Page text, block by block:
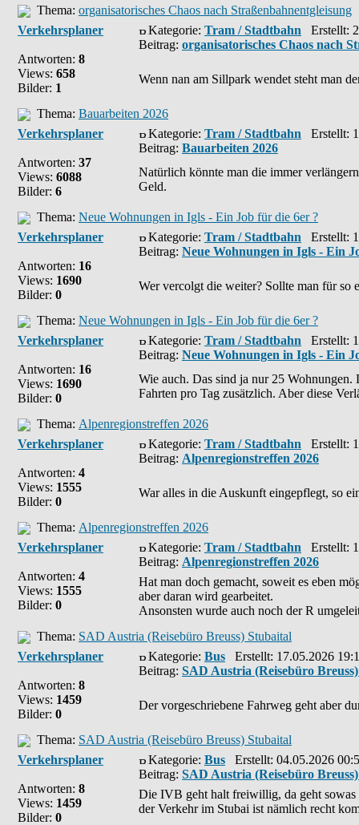
Thema: organisatorisches Chaos nach Straßenbahnentgleisung
Verkehrsplaner
Antworten: 8
Views: 658
Bilder: 1
Kategorie: Tram / Stadtbahn Erstellt:
Beitrag: organisatorisches Chaos nach
Wenn nan am Sillpark wendet steht man
Thema: Bauarbeiten 2026
Verkehrsplaner
Antworten: 37
Views: 6088
Bilder: 6
Kategorie: Tram / Stadtbahn Erstellt:
Beitrag: Bauarbeiten 2026
Natürlich könnte man die immer
Geld.
Thema: Neue Wohnungen in Igls - Ein Job für die 6er ?
Verkehrsplaner
Antworten: 16
Views: 1690
Bilder: 0
Kategorie: Tram / Stadtbahn Erstellt:
Beitrag: Neue Wohnungen in Igls - Ein
Wer vercolgt die weiter? Sollte man für so
Thema: Neue Wohnungen in Igls - Ein Job für die 6er ?
Verkehrsplaner
Antworten: 16
Views: 1690
Bilder: 0
Kategorie: Tram / Stadtbahn Erstellt:
Beitrag: Neue Wohnungen in Igls - Ein
Wie auch. Das sind ja nur 25 Wohnungen.
Fahrten pro Tag zusätzlich. Aber diese
Thema: Alpenregionstreffen 2026
Verkehrsplaner
Antworten: 4
Views: 1555
Bilder: 0
Kategorie: Tram / Stadtbahn Erstellt:
Beitrag: Alpenregionstreffen 2026
War alles in die Auskunft eingepflegt, so
Thema: Alpenregionstreffen 2026
Verkehrsplaner
Antworten: 4
Views: 1555
Bilder: 0
Kategorie: Tram / Stadtbahn Erstellt:
Beitrag: Alpenregionstreffen 2026
Hat man doch gemacht, soweit es eben
aber daran wird gearbeitet.
Ansonsten wurde auch noch der R
Thema: SAD Austria (Reisebüro Breuss) Stubaital
Verkehrsplaner
Antworten: 8
Views: 1459
Bilder: 0
Kategorie: Bus Erstellt: 17.05.2026
Beitrag: SAD Austria (Reisebüro
Der vorgeschriebene Fahrweg geht aber
Thema: SAD Austria (Reisebüro Breuss) Stubaital
Verkehrsplaner
Antworten: 8
Views: 1459
Bilder: 0
Kategorie: Bus Erstellt: 04.05.2026
Beitrag: SAD Austria (Reisebüro
Die IVB geht halt freiwillig, da geht sowas
der Verkehr im Stubai ist nämlich recht